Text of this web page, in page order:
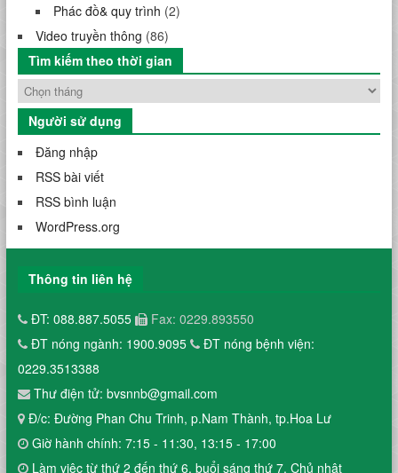
Phác đồ& quy trình (2)
Video truyền thông (86)
Tìm kiếm theo thời gian
Người sử dụng
Đăng nhập
RSS bài viết
RSS bình luận
WordPress.org
Thông tin liên hệ
ĐT: 088.887.5055
Fax: 0229.893550
ĐT nóng ngành: 1900.9095
ĐT nóng bệnh viện:
0229.3513388
Thư điện tử: bvsnnb@gmail.com
Đ/c: Đường Phan Chu Trinh, p.Nam Thành, tp.Hoa Lư
Giờ hành chính: 7:15 - 11:30, 13:15 - 17:00
Làm việc từ thứ 2 đến thứ 6, buổi sáng thứ 7, Chủ nhật